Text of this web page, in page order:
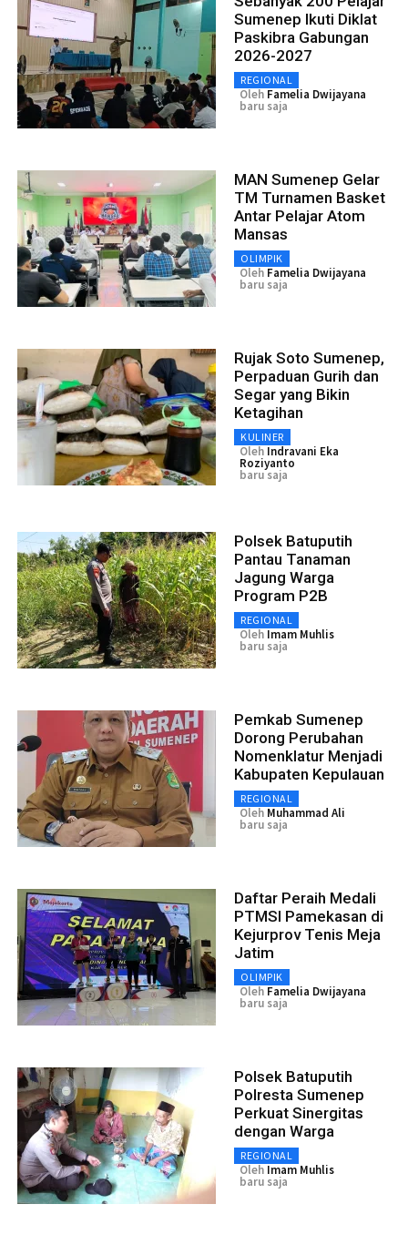
Sumenep Ikuti Diklat
Paskibra Gabungan
2026-2027
REGIONAL
Oleh Famelia Dwijayana
baru saja
MAN Sumenep Gelar
TM Turnamen Basket
Antar Pelajar Atom
Mansas
OLIMPIK
Oleh Famelia Dwijayana
baru saja
Rujak Soto Sumenep,
Perpaduan Gurih dan
Segar yang Bikin
Ketagihan
KULINER
Oleh Indravani Eka
Roziyanto
baru saja
Polsek Batuputih
Pantau Tanaman
Jagung Warga
Program P2B
REGIONAL
Oleh Imam Muhlis
baru saja
Pemkab Sumenep
Dorong Perubahan
Nomenklatur Menjadi
Kabupaten Kepulauan
REGIONAL
Oleh Muhammad Ali
baru saja
Daftar Peraih Medali
PTMSI Pamekasan di
Kejurprov Tenis Meja
Jatim
OLIMPIK
Oleh Famelia Dwijayana
baru saja
Polsek Batuputih
Polresta Sumenep
Perkuat Sinergitas
dengan Warga
REGIONAL
Oleh Imam Muhlis
baru saja